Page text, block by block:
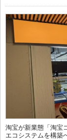
淘宝が新業態「淘宝
エコシステムを構築